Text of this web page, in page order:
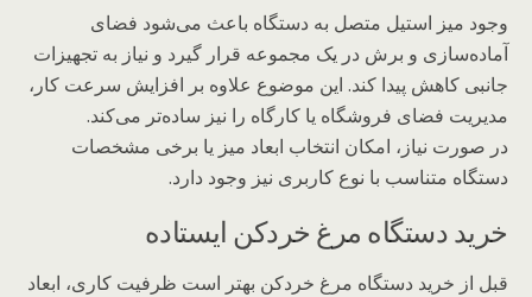
وجود میز استیل متصل به دستگاه باعث می‌شود فضای
آماده‌سازی و برش در یک مجموعه قرار گیرد و نیاز به تجهیزات
جانبی کاهش پیدا کند. این موضوع علاوه بر افزایش سرعت کار،
مدیریت فضای فروشگاه یا کارگاه را نیز ساده‌تر می‌کند.
در صورت نیاز، امکان انتخاب ابعاد میز یا برخی مشخصات
دستگاه متناسب با نوع کاربری نیز وجود دارد.
خرید دستگاه مرغ خردکن ایستاده
قبل از خرید دستگاه مرغ خردکن بهتر است ظرفیت کاری، ابعاد